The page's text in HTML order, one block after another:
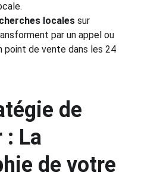
locales sur
par un appel ou
point de vente dans les 24
de
: La
de votre